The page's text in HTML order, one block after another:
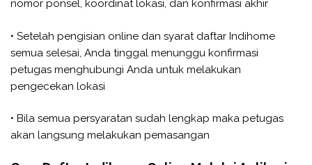
nomor ponsel, koordinat lokasi, dan konfirmasi akhir
• Setelah pengisian online dan syarat daftar Indihome
semua selesai, Anda tinggal menunggu konfirmasi
petugas menghubungi Anda untuk melakukan
pengecekan lokasi
• Bila semua persyaratan sudah lengkap maka petugas
akan langsung melakukan pemasangan